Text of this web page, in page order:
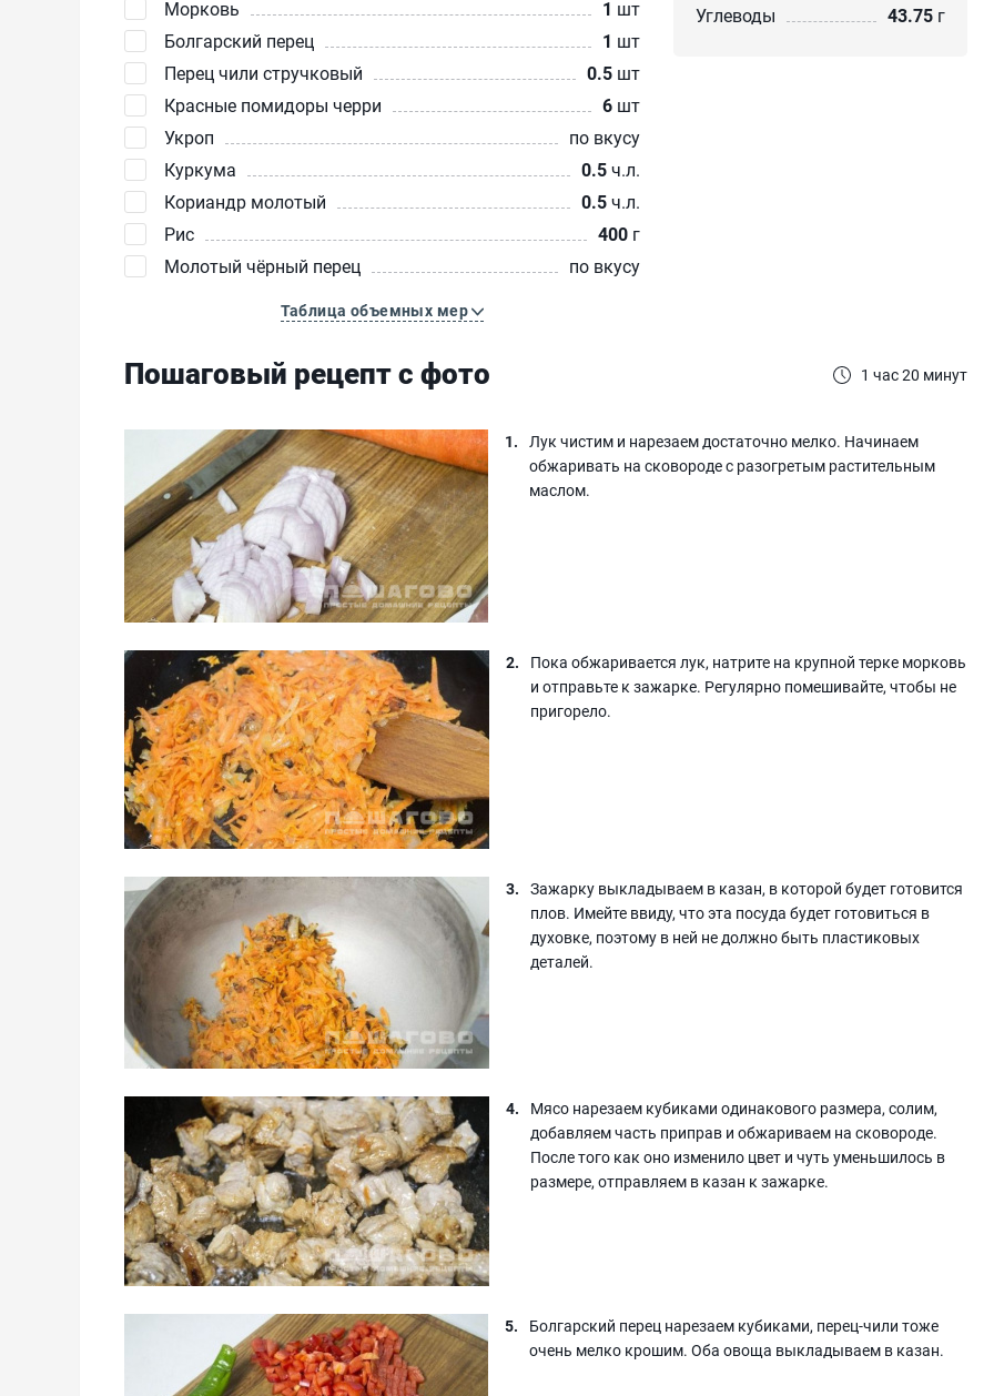
Морковь
1 шт
Болгарский перец
1 шт
Перец чили стручковый
0.5 шт
Красные помидоры черри
6 шт
Укроп
по вкусу
Куркума
0.5ч.л.
Кориандр молотый
0.5ч.л.
Рис
400 г
Молотый чёрный перец
по вкусу
Таблица объемных мер
Углеводы
43.75 г
Пошаговый рецепт с фото 1 час 20 минут
Лук чистим и нарезаем достаточно мелко. Начинаем
обжаривать на сковороде с разогретым растительным
маслом.
Пока обжаривается лук, натрите на крупной терке морковь
и отправьте к зажарке. Регулярно помешивайте, чтобы не
пригорело.
Зажарку выкладываем в казан, в которой будет готовится
плов. Имейте ввиду, что эта посуда будет готовиться в
духовке, поэтому в ней не должно быть пластиковых
деталей.
Мясо нарезаем кубиками одинакового размера, солим,
добавляем часть приправ и обжариваем на сковороде.
После того как оно изменило цвет и чуть уменьшилось в
размере, отправляем в казан к зажарке.
Болгарский перец нарезаем кубиками, перец-чили тоже
очень мелко крошим. Оба овоща выкладываем в казан.